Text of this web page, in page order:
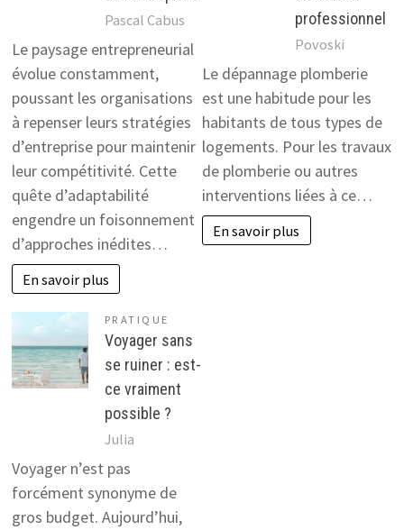
Pascal Cabus
Le paysage entrepreneurial
évolue constamment,
poussant les organisations
à repenser leurs stratégies
d’entreprise pour maintenir
leur compétitivité. Cette
quête d’adaptabilité
engendre un foisonnement
d’approches inédites…
En savoir plus
professionnel
Povoski
Le dépannage plomberie
est une habitude pour les
habitants de tous types de
logements. Pour les travaux
de plomberie ou autres
interventions liées à ce…
En savoir plus
PRATIQUE
Voyager sans
se ruiner : est-
ce vraiment
possible ?
Julia
Voyager n’est pas
forcément synonyme de
gros budget. Aujourd’hui,